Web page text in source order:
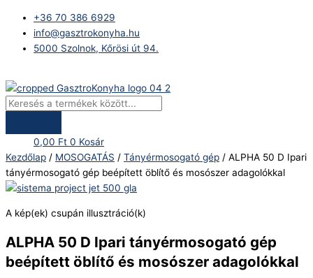
content
+36 70 386 6929
info@gasztrokonyha.hu
5000 Szolnok, Kőrösi út 94.
search
0,00 Ft 0 Kosár
Kezdőlap / MOSOGATÁS / Tányérmosogató gép / ALPHA 50 D Ipari
tányérmosogató gép beépített öblítő és mosószer adagolókkal
A kép(ek) csupán illusztráció(k)
ALPHA 50 D Ipari tányérmosogató gép
beépített öblítő és mosószer adagolókkal
50
Ipari
gép
beépített
öblítő
mosószer
adagolókkal
mennyiség